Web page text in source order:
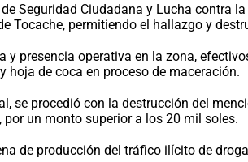
Seguridad Ciudadana y Lucha contra
Tocache, permitiendo el hallazgo y
y presencia operativa en la zona,
de coca en proceso de maceración.
se procedió con la destrucción del
un monto superior a los 20 mil soles.
de producción del tráfico ilícito de